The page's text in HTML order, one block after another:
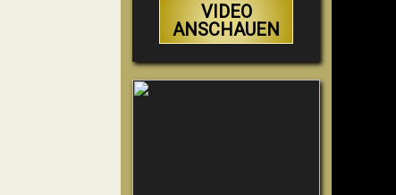
VIDEO
ANSCHAUEN